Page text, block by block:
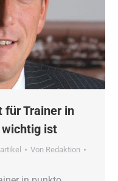
für Trainer in
wichtig ist
Von Redaktion